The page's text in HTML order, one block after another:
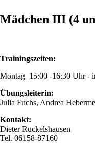
Mädchen III (4
Trainingszeiten:
Montag 15:00 -16:30 Uhr -
Übungsleiterin:
Julia Fuchs, Andrea
Kontakt:
Dieter Ruckelshausen
Tel. 06158-87160